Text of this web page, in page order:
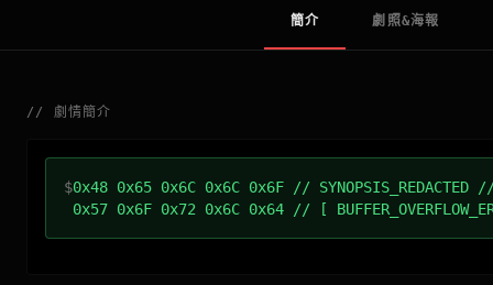
簡介 劇照&海報
// 劇情簡介
$0x48 0x65 0x6C 0x6C 0x6F // SYNOPSIS_REDACTED
0x57 0x6F 0x72 0x6C 0x64 // [